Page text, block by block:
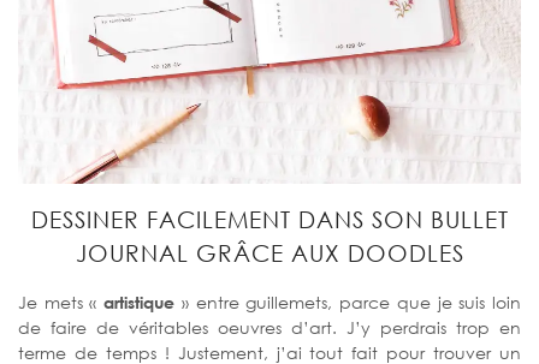
DESSINER FACILEMENT DANS SON BULLET
JOURNAL GRÂCE AUX DOODLES
Je mets «artistique » entre guillemets, parce que je suis loin
de faire de véritables oeuvres d’art. J’y perdrais trop en
terme de temps ! Justement, j’ai tout fait pour trouver un